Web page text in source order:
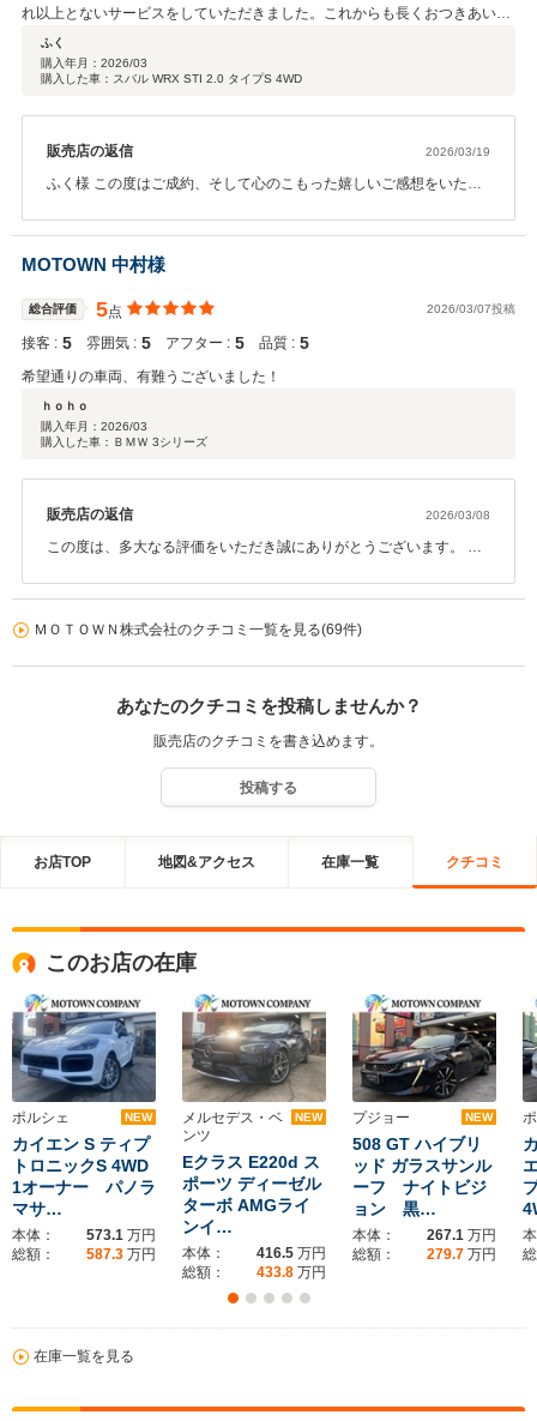
れ以上とないサービスをしていただきました。これからも長くおつきあいさ
せていただきたいお店です！
ふく
購入年月： 2026/03
購入した車：スバル WRX STI 2.0 タイプS 4WD
販売店の返信 2026/03/19
ふく様 この度はご成約、そして心のこもった嬉しいご感想をいただ
る一台に出会っていただけたことを、私たちも本当に嬉しく思って
おります。ご要望にしっかりお応えできたとのお言葉は、何よりの
励みです。 末永く安心してお任せいただける存在であり続けられる
よう、これからも全力でサポートさせていただきます。 今後ともど
うぞよろしくお願いいたします。
MOTOWN 中村様
総合評価 5点 2026/03/07投稿
接客 : 5 雰囲気 : 5 アフター : 5 品質 : 5
希望通りの車両、有難うございました！
ｈｏｈｏ
購入年月： 2026/03
購入した車：ＢＭＷ 3シリーズ
販売店の返信 2026/03/08
この度は、多大なる評価をいただき誠にありがとうございます。 ご
ＭＯＴＯＷＮ株式会社のクチコミ一覧を見る(69件)
あなたのクチコミを投稿しませんか？
販売店のクチコミを書き込めます。
投稿する
お店TOP 地図&アクセス 在庫一覧 クチコミ
このお店の在庫
ポルシェ NEW
カイエン S ティプ
トロニックS 4WD
1オーナー パノラ
マサ…
本体： 573.1 万円
総額：
587.3 万円
メルセデス・ベ
ンツ
NEW
Eクラス E220d ス
ポーツ ディーゼル
ターボ AMGライ
ンイ…
本体： 416.5 万円
総額：
433.8 万円
プジョー NEW
508 GT ハイブリ
ッド ガラスサンル
ーフ ナイトビジ
ョン 黒…
本体： 267.1 万円
総額：
279.7 万円
在庫一覧を見る